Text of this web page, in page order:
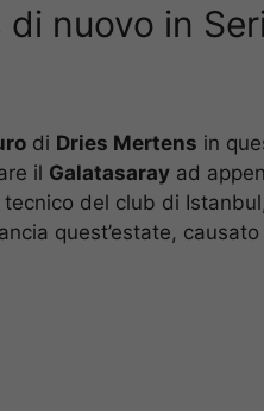
nuovo in
di Dries Mertens in
il Galatasaray ad
del club di
quest’estate,